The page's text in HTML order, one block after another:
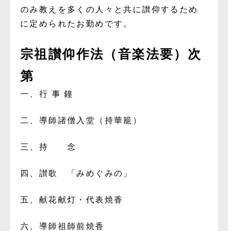
のみ教 えを多く の 人々 と共に讃仰す る ため
に定められたお勤め です 。
宗祖讃仰作法（音楽法要）次
第
一、行 事 鐘
二、導師諸僧入堂（持華籠）
三、持 念
四、讃歌 「みめぐみの」
五、献花献灯・代表焼香
六、導師祖師前焼香